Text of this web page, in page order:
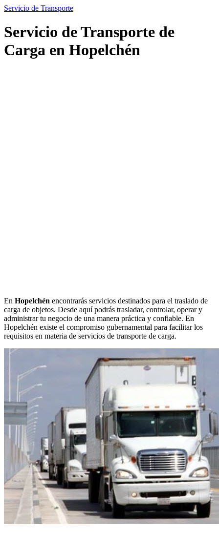
Servicio de Transporte
Servicio de Transporte de
Carga en Hopelchén
En Hopelchén encontrarás servicios destinados para el traslado de
carga de objetos. Desde aquí podrás trasladar, controlar, operar y
administrar tu negocio de una manera práctica y confiable. En
Hopelchén existe el compromiso gubernamental para facilitar los
requisitos en materia de servicios de transporte de carga.